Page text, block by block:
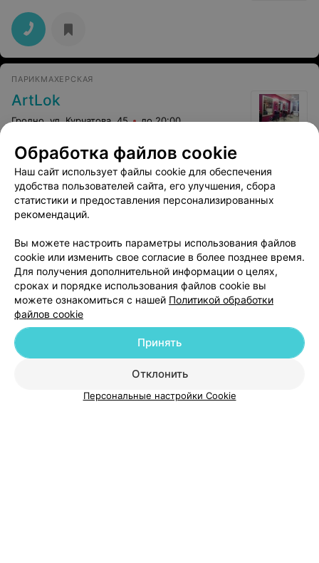
ПАРИКМАХЕРСКАЯ
ArtLok
Гродно, ул. Курчатова, 45 до 20:00
Мелирование волос
(длинные)
Цена по запросу
Брондирование
Цена по запросу
Добавить компанию
Добавить специалиста
Обработка файлов cookie
Наш сайт использует файлы cookie для обеспечения
удобства пользователей сайта, его улучшения, сбора
статистики и предоставления персонализированных
рекомендаций.
Вы можете настроить параметры использования файлов
cookie или изменить свое согласие в более позднее время.
Для получения дополнительной информации о целях,
сроках и порядке использования файлов cookie вы
можете ознакомиться с нашей Политикой обработки
файлов cookie
Отклонить
Принять
Персональные настройки Cookie